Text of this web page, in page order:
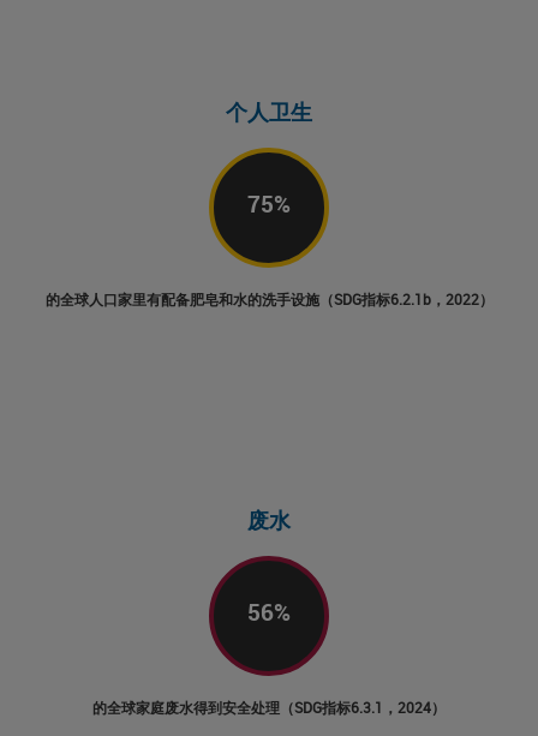
个人卫生
75%
的全球人口家里有配备肥皂和水的洗手设施（SDG指标6.2.1b，2022）
废水
56%
的全球家庭废水得到安全处理（SDG指标6.3.1，2024）